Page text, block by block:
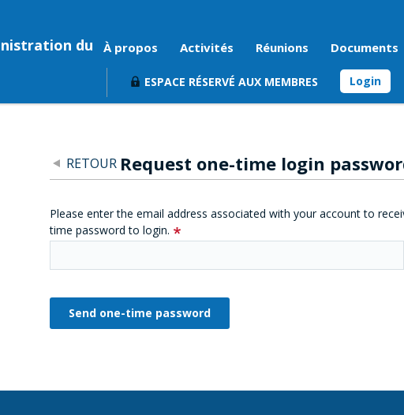
du À propos Activités Réunions Documents
ESPACE RÉSERVÉ AUX MEMBRES Login
RETOUR Request one-time login
Please enter the email address associated with your account to
time password to login.